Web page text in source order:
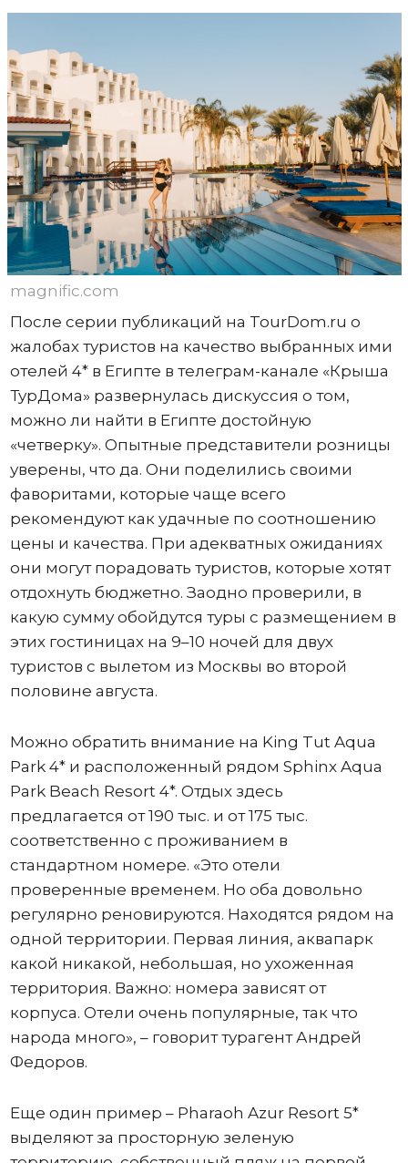
magnific.com
После серии публикаций на TourDom.ru о
жалобах туристов на качество выбранных ими
отелей 4* в Египте в телеграм-канале «Крыша
ТурДома» развернулась дискуссия о том,
можно ли найти в Египте достойную
«четверку». Опытные представители розницы
уверены, что да. Они поделились своими
фаворитами, которые чаще всего
рекомендуют как удачные по соотношению
цены и качества. При адекватных ожиданиях
они могут порадовать туристов, которые хотят
отдохнуть бюджетно. Заодно проверили, в
какую сумму обойдутся туры с размещением в
этих гостиницах на 9–10 ночей для двух
туристов с вылетом из Москвы во второй
половине августа.
Можно обратить внимание на King Tut Aqua
Park 4* и расположенный рядом Sphinx Aqua
Park Beach Resort 4*. Отдых здесь
предлагается от 190 тыс. и от 175 тыс.
соответственно с проживанием в
стандартном номере. «Это отели
проверенные временем. Но оба довольно
регулярно реновируются. Находятся рядом на
одной территории. Первая линия, аквапарк
какой никакой, небольшая, но ухоженная
территория. Важно: номера зависят от
корпуса. Отели очень популярные, так что
народа много», – говорит турагент Андрей
Федоров.
Еще один пример – Pharaoh Azur Resort 5*
выделяют за просторную зеленую